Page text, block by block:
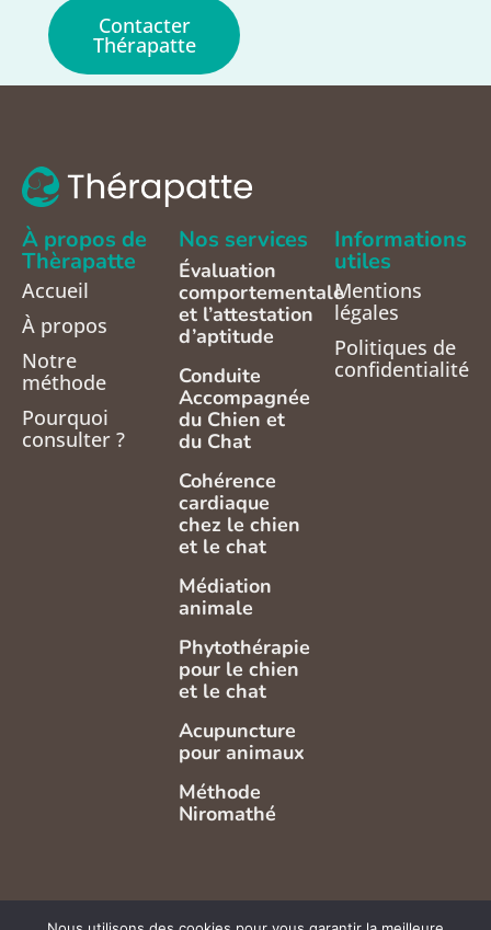
Contacter
Thérapatte
À propos de
Thèrapatte
Accueil
À propos
Notre
méthode
Pourquoi
consulter ?
Nos services
Évaluation
comportementale
et l’attestation
d’aptitude
Conduite
Accompagnée
du Chien et
du Chat
Cohérence
cardiaque
chez le chien
et le chat
Médiation
animale
Phytothérapie
pour le chien
et le chat
Acupuncture
pour animaux
Méthode
Niromathé
Informations
utiles
Mentions
légales
Politiques de
confidentialité